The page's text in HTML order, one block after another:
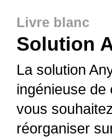
Livre blanc
Solution
La solution
ingénieuse de
vous
réorganiser